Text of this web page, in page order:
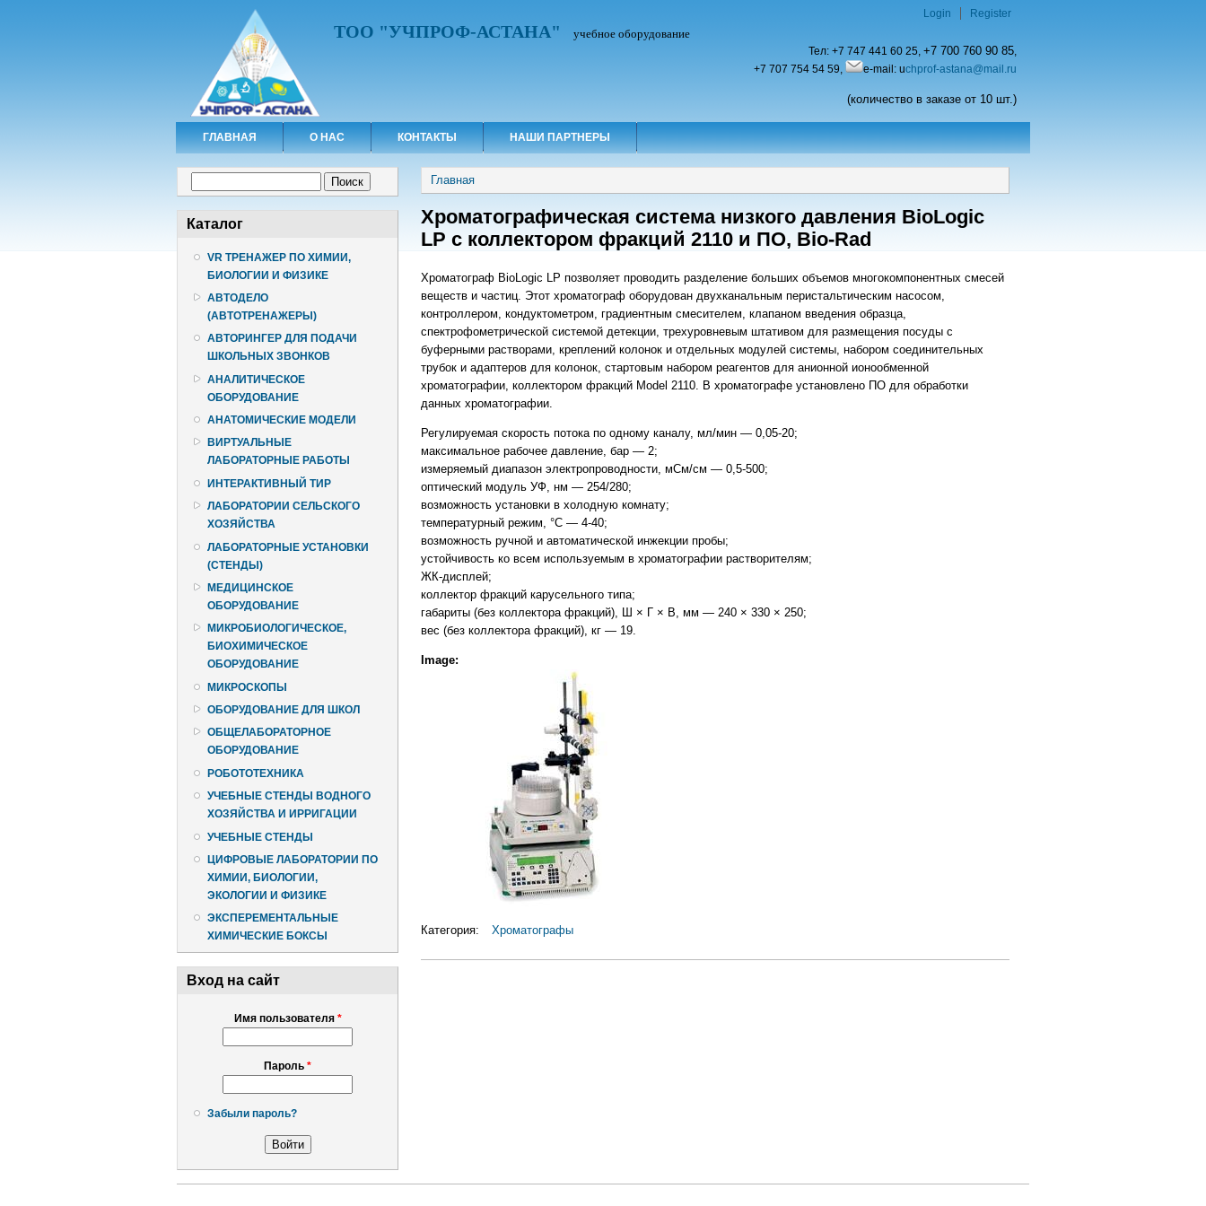
ТОО "УЧПРОФ-АСТАНА" учебное оборудование
Тел: +7 747 441 60 25, +7 700 760 90 85,
+7 707 754 54 59,
e-mail: uchprof-astana@mail.ru
(количество в заказе от 10 шт.)
Login Register
ГЛАВНАЯ О НАС КОНТАКТЫ НАШИ ПАРТНЕРЫ
Каталог
VR ТРЕНАЖЕР ПО ХИМИИ,
БИОЛОГИИ И ФИЗИКЕ
АВТОДЕЛО
(АВТОТРЕНАЖЕРЫ)
АВТОРИНГЕР ДЛЯ ПОДАЧИ
ШКОЛЬНЫХ ЗВОНКОВ
АНАЛИТИЧЕСКОЕ
ОБОРУДОВАНИЕ
АНАТОМИЧЕСКИЕ МОДЕЛИ
ВИРТУАЛЬНЫЕ
ЛАБОРАТОРНЫЕ РАБОТЫ
ИНТЕРАКТИВНЫЙ ТИР
ЛАБОРАТОРИИ СЕЛЬСКОГО
ХОЗЯЙСТВА
ЛАБОРАТОРНЫЕ УСТАНОВКИ
(СТЕНДЫ)
МЕДИЦИНСКОЕ
ОБОРУДОВАНИЕ
МИКРОБИОЛОГИЧЕСКОЕ,
БИОХИМИЧЕСКОЕ
ОБОРУДОВАНИЕ
МИКРОСКОПЫ
ОБОРУДОВАНИЕ ДЛЯ ШКОЛ
ОБЩЕЛАБОРАТОРНОЕ
ОБОРУДОВАНИЕ
РОБОТОТЕХНИКА
УЧЕБНЫЕ СТЕНДЫ ВОДНОГО
ХОЗЯЙСТВА И ИРРИГАЦИИ
УЧЕБНЫЕ СТЕНДЫ
ЦИФРОВЫЕ ЛАБОРАТОРИИ ПО
ХИМИИ, БИОЛОГИИ,
ЭКОЛОГИИ И ФИЗИКЕ
ЭКСПЕРЕМЕНТАЛЬНЫЕ
ХИМИЧЕСКИЕ БОКСЫ
Вход на сайт
Имя пользователя *
Пароль *
Забыли пароль?
Вы здесь
Главная
Хроматографическая система низкого давления BioLogic
LP с коллектором фракций 2110 и ПО, Bio-Rad
Хроматограф BioLogic LP позволяет проводить разделение больших объемов многокомпонентных смесей
веществ и частиц. Этот хроматограф оборудован двухканальным перистальтическим насосом,
контроллером, кондуктометром, градиентным смесителем, клапаном введения образца,
спектрофометрической системой детекции, трехуровневым штативом для размещения посуды с
буферными растворами, креплений колонок и отдельных модулей системы, набором соединительных
трубок и адаптеров для колонок, стартовым набором реагентов для анионной ионообменной
хроматографии, коллектором фракций Model 2110. В хроматографе установлено ПО для обработки
данных хроматографии.
Регулируемая скорость потока по одному каналу, мл/мин — 0,05-20;
максимальное рабочее давление, бар — 2;
измеряемый диапазон электропроводности, мСм/см — 0,5-500;
оптический модуль УФ, нм — 254/280;
возможность установки в холодную комнату;
температурный режим, °С — 4-40;
возможность ручной и автоматической инжекции пробы;
устойчивость ко всем используемым в хроматографии растворителям;
ЖК-дисплей;
коллектор фракций карусельного типа;
габариты (без коллектора фракций), Ш × Г × В, мм — 240 × 330 × 250;
вес (без коллектора фракций), кг — 19.
Image:
Категория: Хроматографы